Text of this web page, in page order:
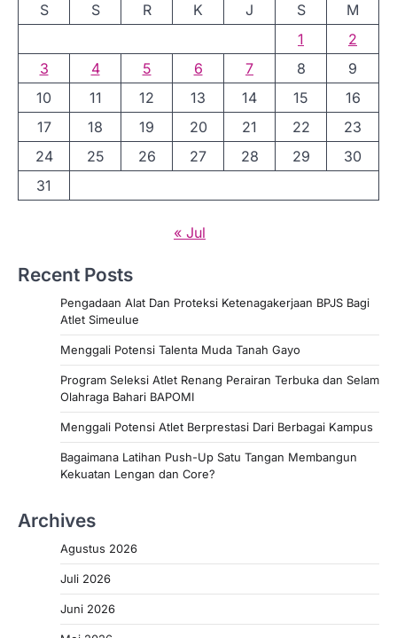
S
S R K J S
M
1
2
3
4 5 6 7 8
9
10
11 12 13 14 15
16
17
18 19 20 21 22
23
24
25 26 27 28 29
30
31
« Jul
Recent Posts
Pengadaan Alat Dan Proteksi Ketenagakerjaan BPJS Bagi
Atlet Simeulue
Menggali Potensi Talenta Muda Tanah Gayo
Program Seleksi Atlet Renang Perairan Terbuka dan Selam
Olahraga Bahari BAPOMI
Menggali Potensi Atlet Berprestasi Dari Berbagai Kampus
Bagaimana Latihan Push-Up Satu Tangan Membangun
Kekuatan Lengan dan Core?
Archives
Agustus 2026
Juli 2026
Juni 2026